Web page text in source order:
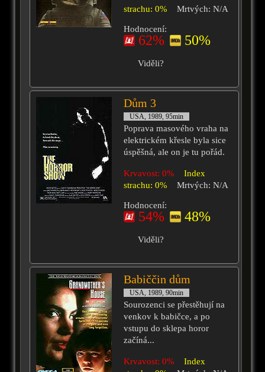
strachu: 0%
Mrtvých: N/A
Hodnocení:
62% 50%
Viděli?
Dům 3
USA, 1989, 95min
Poprava masového vraha na
elektrickém křesle byla sice
úspěšná, ale on je tu pořád.
Krvavost: 0%
Index
strachu: 0%
Mrtvých: N/A
Hodnocení:
54% 48%
Viděli?
Babiččin dům
USA, 1989, 90min
Sourozenci se přestěhují na
venkov k babičce, a po
vstupu do sklepa horor
začíná...
Krvavost: 0%
Index